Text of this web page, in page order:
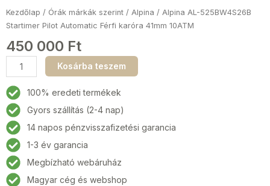
Kezdőlap / Órák márkák szerint / Alpina / Alpina AL-525BW4S26B
Startimer Pilot Automatic Férfi karóra 41mm 10ATM
450 000 Ft
Alpina
AL-
525BW4S26B
Startimer
Pilot
Automatic
Férfi
karóra
41mm
10ATM
Kosárba teszem
100% eredeti termékek
Gyors szállítás (2-4 nap)
14 napos pénzvisszafizetési garancia
1-3 év garancia
Megbízható webáruház
Magyar cég és webshop